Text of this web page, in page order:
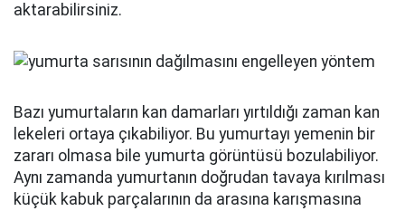
aktarabilirsiniz.
Bazı yumurtaların kan damarları yırtıldığı zaman kan
lekeleri ortaya çıkabiliyor. Bu yumurtayı yemenin bir
zararı olmasa bile yumurta görüntüsü bozulabiliyor.
Aynı zamanda yumurtanın doğrudan tavaya kırılması
küçük kabuk parçalarının da arasına karışmasına